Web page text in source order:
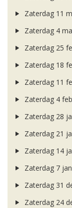
Zaterdag 11
Zaterdag 4
Zaterdag 25
Zaterdag 18
Zaterdag 11
Zaterdag 4
Zaterdag 28
Zaterdag 21
Zaterdag 14
Zaterdag 7
Zaterdag 31
Zaterdag 24